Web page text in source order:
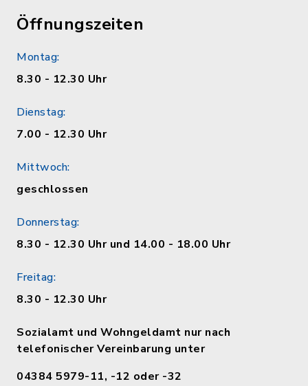
Öffnungszeiten
Montag:
8.30 - 12.30 Uhr
Dienstag:
7.00 - 12.30 Uhr
Mittwoch:
geschlossen
Donnerstag:
8.30 - 12.30 Uhr und 14.00 - 18.00 Uhr
Freitag:
8.30 - 12.30 Uhr
Sozialamt und Wohngeldamt nur nach
telefonischer Vereinbarung unter
04384 5979-11, -12 oder -32